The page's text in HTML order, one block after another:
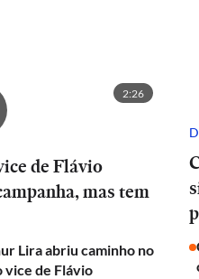
2:26
de Flávio
mas tem
Lira abriu caminho no
vice de Flávio